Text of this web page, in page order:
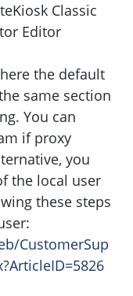
Classic
Editor
the default
same section
You can
if proxy
you
the local user
these steps
CustomerSup